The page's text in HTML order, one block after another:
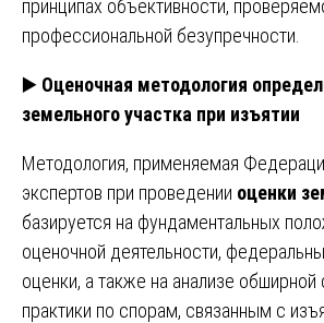
принципах объективности,
профессиональной безупречности.
▶️ Оценочная методология
земельного участка при изъятии
Методология, применяемая
экспертов при проведении оценки
базируется на фундаментальных
оценочной деятельности,
оценки, а также на анализе обширной
практики по спорам, связанным с